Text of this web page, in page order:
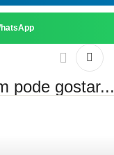
pode gostar...